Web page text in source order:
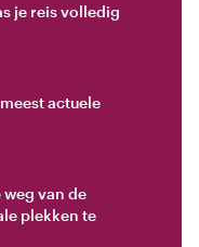
je reis volledig
actuele
van de
plekken te